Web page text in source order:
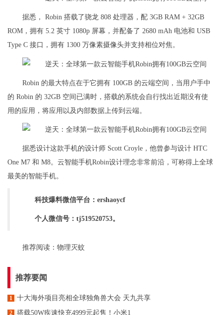
据悉， Robin 搭载了骁龙 808 处理器，配 3GB RAM + 32GB
ROM，拥有 5.2 英寸 1080p 屏幕，并配备了 2680 mAh 电池和 USB
Type C 接口，拥有 1300 万像素摄像头并支持相位对焦。
Robin 的最大特点在于它拥有 100GB 的云端空间，当用户手中
的 Robin 的 32GB 空间已满时，搭载的系统会自行找出近期没有使
用的应用，将应用以及内部数据上传到云端。
据悉设计这款手机的设计师 Scott Croyle，他曾参与设计 HTC
One M7 和 M8。云智能手机Robin设计理念非常前沿，可称得上全球
最美的智能手机。
科技爆料微信平台：ershaoycf
个人微信号：tj519520753。
推荐阅读： 物理灭蚊
推荐要闻
1 十大海外项目亮相全球独角兽大会 天九共享
2 搭载50W疾速快充4999元起售！小米1